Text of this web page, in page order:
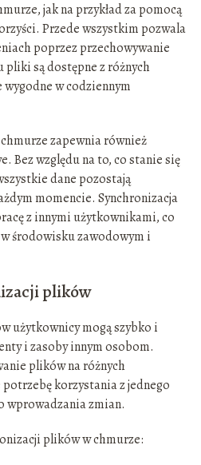
jak na przykład za pomocą
Przede wszystkim pozwala
poprzez przechowywanie
są dostępne z różnych
w codziennym
zapewnia również
Bez względu na to, co stanie się
dane pozostają
momencie. Synchronizacja
z innymi użytkownikami, co
środowisku zawodowym i
plików
użytkownicy mogą szybko i
i zasoby innym osobom.
plików na różnych
korzystania z jednego
wprowadzania zmian.
plików w chmurze: